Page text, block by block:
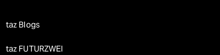
taz Blogs
taz FUTURZWEI